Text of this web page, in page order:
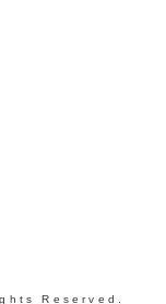
Reserved.